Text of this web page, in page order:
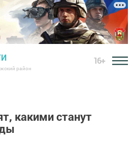
район
16+
какими станут